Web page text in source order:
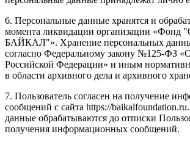
6. Персональные данные хранятся и
момента ликвидации организации «Фонд
БАЙКАЛ"». Хранение персональных
согласно Федеральному закону №125-ФЗ
Российской Федерации» и иным
в области архивного дела и архивного
7. Пользователь согласен на получение
сообщений с сайта https://
данные обрабатываются до отписки
получения информационных сообщений.